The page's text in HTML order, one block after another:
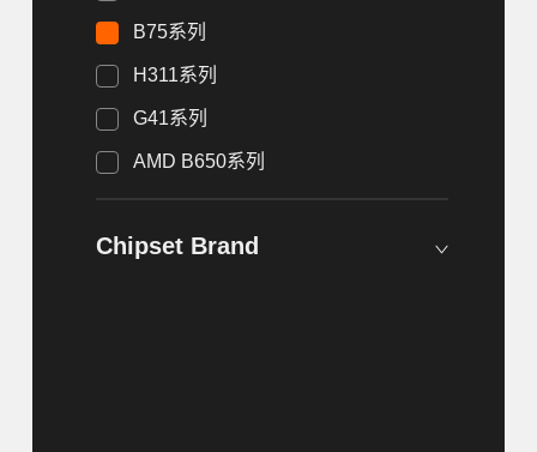
B75系列
H311系列
G41系列
AMD B650系列
Chipset Brand